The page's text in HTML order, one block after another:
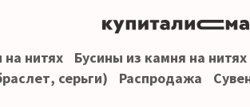
нитях Бусины из камня на нитях
серьги)
Распродажа